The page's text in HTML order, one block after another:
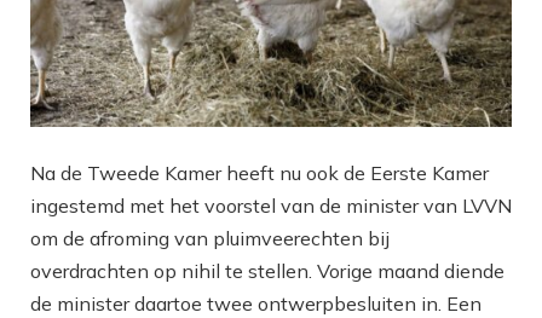
Na de Tweede Kamer heeft nu ook de Eerste Kamer
ingestemd met het voorstel van de minister van LVVN
om de afroming van pluimveerechten bij
overdrachten op nihil te stellen. Vorige maand diende
de minister daartoe twee ontwerpbesluiten in. Een